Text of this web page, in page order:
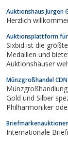
Auktionshaus Jürgen
Herzlich
Auktionsplattform für
Sixbid ist die
Medaillen und
Auktionshäuser
Münzgroßhandel
Münzgroßhandlung in Freiburg, die
Gold und Silber
Philharmoniker oder American
Internationale